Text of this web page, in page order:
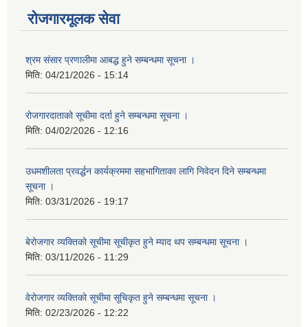
रोजगारमूलक सेवा
श्रम संसार प्रणालीमा आबद्ध हुने सम्बन्धमा सूचना ।
मिति: 04/21/2026 - 15:14
रोजगारदाताको सूचीमा दर्ता हुने सम्बन्धमा सूचना ।
मिति: 04/02/2026 - 12:16
उधमशीलता प्रवर्द्धन कार्यक्रममा सहभागिताका लागि निवेदन दिने सम्बन्धमा
सूचना ।
मिति: 03/31/2026 - 19:17
बेरोजगार व्यक्तिको सूचीमा सूचीकृत हुने म्याद थप सम्बन्धमा सूचना ।
मिति: 03/11/2026 - 11:29
वेरोजगार व्यक्तिको सूचीमा सूचिकृत हुने सम्बन्धमा सूचना ।
मिति: 02/23/2026 - 12:22